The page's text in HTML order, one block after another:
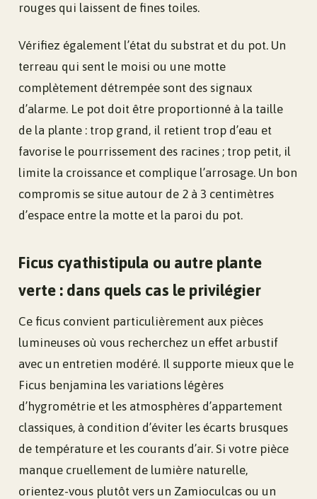
rouges qui laissent de fines toiles.
Vérifiez également l’état du substrat et du pot. Un
terreau qui sent le moisi ou une motte
complètement détrempée sont des signaux
d’alarme. Le pot doit être proportionné à la taille
de la plante : trop grand, il retient trop d’eau et
favorise le pourrissement des racines ; trop petit, il
limite la croissance et complique l’arrosage. Un bon
compromis se situe autour de 2 à 3 centimètres
d’espace entre la motte et la paroi du pot.
Ficus cyathistipula ou autre plante
verte : dans quels cas le privilégier
Ce ficus convient particulièrement aux pièces
lumineuses où vous recherchez un effet arbustif
avec un entretien modéré. Il supporte mieux que le
Ficus benjamina les variations légères
d’hygrométrie et les atmosphères d’appartement
classiques, à condition d’éviter les écarts brusques
de température et les courants d’air. Si votre pièce
manque cruellement de lumière naturelle,
orientez-vous plutôt vers un Zamioculcas ou un